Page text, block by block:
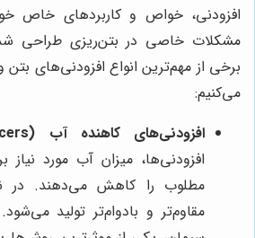
افزودنی، خواص و کاربردهای خاص
مشکلات خاصی در بتن‌ریزی طراحی
برخی از مهم‌ترین انواع افزودنی‌های بتن
می‌کنیم:
افزودنی‌های کاهنده آب (Water Reducers):
افزودنی‌ها، میزان آب مورد نیاز
مطلوب را کاهش می‌دهند. در
مقاوم‌تر و بادوام‌تر تولید